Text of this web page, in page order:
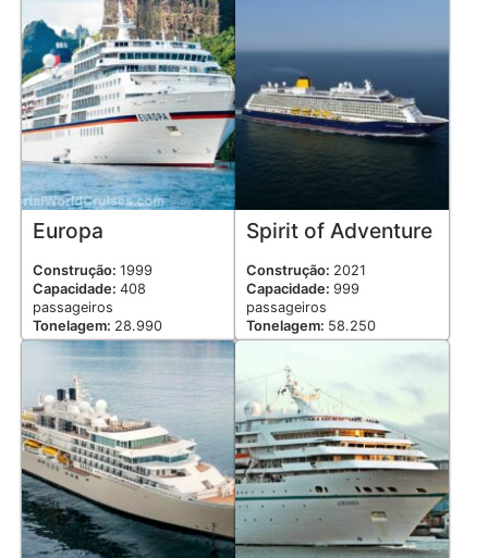
Europa
Construção: 1999
Capacidade: 408
passageiros
Tonelagem: 28.990
Spirit of Adventure
Construção: 2021
Capacidade: 999
passageiros
Tonelagem: 58.250